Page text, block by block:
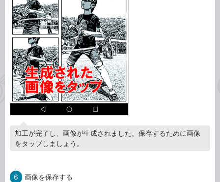
加工が完了し、画像が生成されました。保存するために画像
をタップしましょう。
6 画像を保存する